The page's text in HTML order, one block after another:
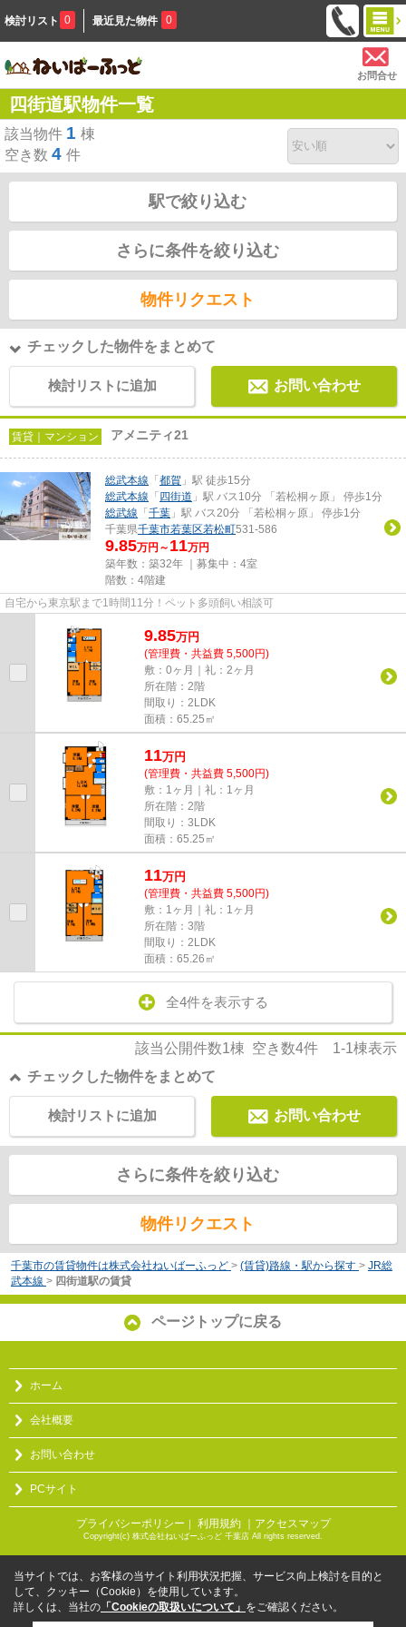
検討リスト 0 最近見た物件 0
お問合せ
四街道駅物件一覧
該当物件 1 棟
空き数 4 件
駅で絞り込む
さらに条件を絞り込む
物件リクエスト
チェックした物件をまとめて
検討リストに追加 お問い合わせ
賃貸｜マンション アメニティ21
総武本線 「 都賀 」駅 徒歩15分
総武本線 「 四街道 」駅 バス10分 「若松桐ヶ原」 停歩1分
総武線 「 千葉 」駅 バス20分 「若松桐ヶ原」 停歩1分
千葉県千葉市若葉区若松町531-586
9.85万円～ 11万円
築年数：築32年 ｜募集中： 4室
階数：4階建
自宅から東京駅まで1時間11分！ペット多頭飼い相談可
9.85万円
(管理費・共益費 5,500円)
敷：0ヶ月｜礼：2ヶ月
所在階：2階
間取り：2LDK
面積：65.25㎡
11万円
(管理費・共益費 5,500円)
敷：1ヶ月｜礼：1ヶ月
所在階：2階
間取り：3LDK
面積：65.25㎡
11万円
(管理費・共益費 5,500円)
敷：1ヶ月｜礼：1ヶ月
所在階：3階
間取り：2LDK
面積：65.26㎡
全4件を表示する
該当公開件数1棟 空き数4件 1-1棟表示
チェックした物件をまとめて
お問い合わせ
検討リストに追加
さらに条件を絞り込む
物件リクエスト
千葉市の賃貸物件は株式会社ねいばーふっど > (賃貸)路線・駅から探す > JR総
武本線 > 四街道駅の賃貸
ページトップに戻る
ホーム
会社概要
お問い合わせ
PCサイト
プライバシーポリシー ｜ 利用規約 ｜アクセスマップ
Copyright(c) 株式会社ねいばーふっど 千葉店 All rights reserved.
当サイトでは、お客様の当サイト利用状況把握、サービス向上検討を目的と
して、クッキー（Cookie）を使用しています。
詳しくは、当社の 「Cookieの取扱いについて」 をご確認ください。